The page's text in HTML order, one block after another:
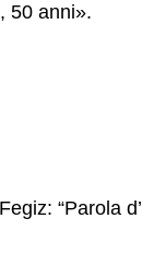
50 anni».
“Parola